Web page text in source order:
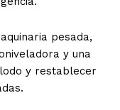
pesada,
y una
y restablecer